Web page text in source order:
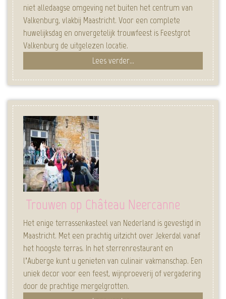
niet alledaagse omgeving net buiten het centrum van
Valkenburg, vlakbij Maastricht. Voor een complete
huwelijksdag en onvergetelijk trouwfeest is Feestgrot
Valkenburg de uitgelezen locatie.
Lees verder...
Trouwen op Château Neercanne
Het enige terrassenkasteel van Nederland is gevestigd in
Maastricht. Met een prachtig uitzicht over Jekerdal vanaf
het hoogste terras. In het sterrenrestaurant en
l’Auberge kunt u genieten van culinair vakmanschap. Een
uniek decor voor een feest, wijnproeverij of vergadering
door de prachtige mergelgrotten.